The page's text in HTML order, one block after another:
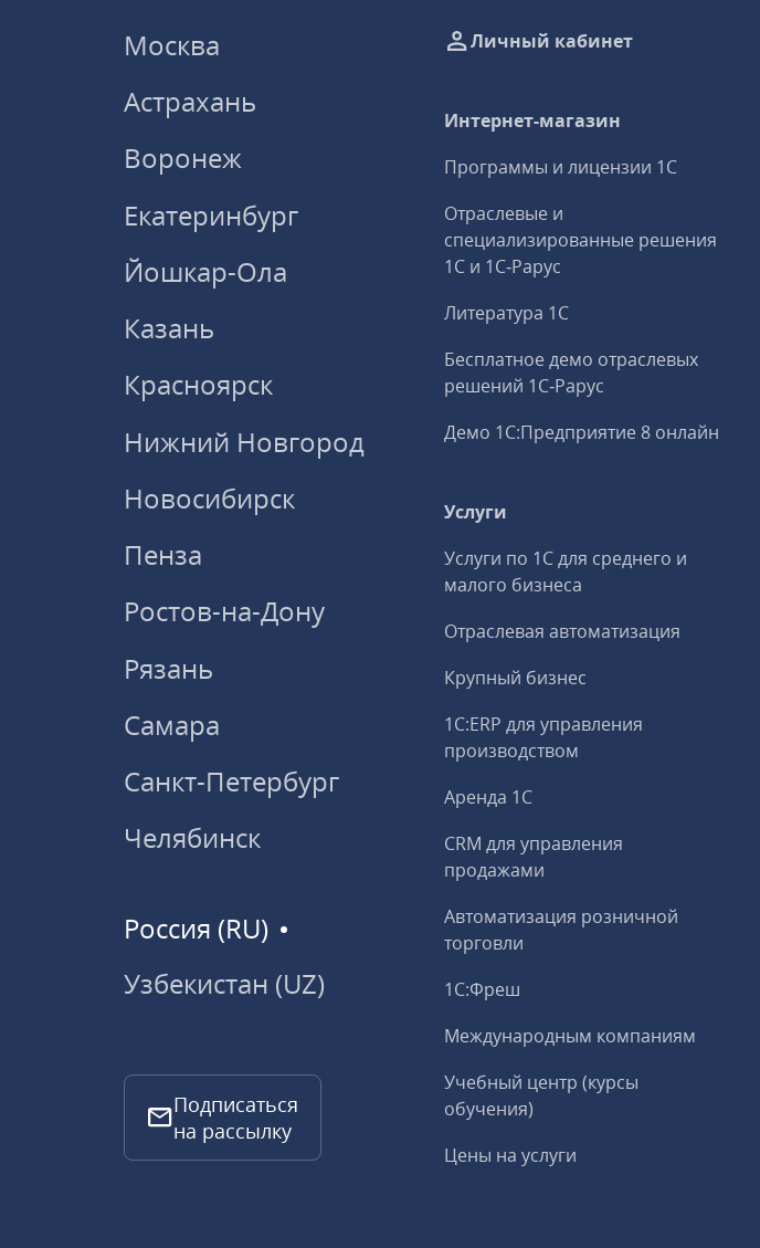
Москва
Астрахань
Воронеж
Екатеринбург
Йошкар-Ола
Казань
Красноярск
Нижний Новгород
Новосибирск
Пенза
Ростов-на-Дону
Рязань
Самара
Санкт-Петербург
Челябинск
Россия (RU)
Узбекистан (UZ)
Подписаться
на рассылку
Личный кабинет
Интернет-магазин
Программы и лицензии 1С
Отраслевые и
специализированные решения
1С и 1С‑Рарус
Литература 1С
Бесплатное демо отраслевых
решений 1С‑Рарус
Демо 1С:Предприятие 8 онлайн
Услуги
Услуги по 1С для среднего и
малого бизнеса
Отраслевая автоматизация
Крупный бизнес
1С:ERP для управления
производством
Аренда 1С
CRM для управления
продажами
Автоматизация розничной
торговли
1С:Фреш
Международным компаниям
Учебный центр (курсы
обучения)
Цены на услуги